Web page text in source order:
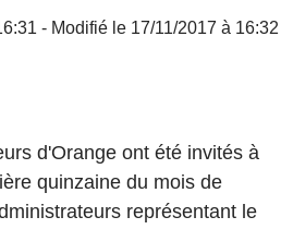
- Modifié le 17/11/2017 à 16:32
d'Orange ont été invités à
quinzaine du mois de
représentant le